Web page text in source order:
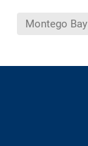
Montego Bay